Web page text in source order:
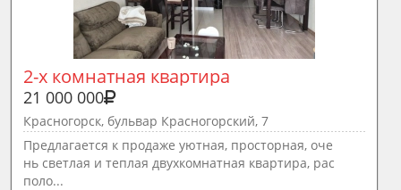
2-х комнатная квартира
21 000 000
Красногорск, бульвар Красногорский, 7
Предлагается к продаже уютная, просторная, оче
нь светлая и теплая двухкомнатная квартира, рас
поло...